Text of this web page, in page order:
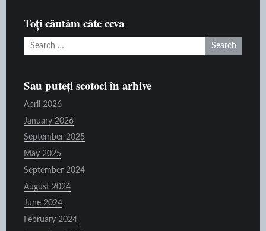
Toți căutăm câte ceva
Search
Sau puteți scotoci în arhive
April 2026
January 2026
September 2025
May 2025
September 2024
August 2024
June 2024
February 2024